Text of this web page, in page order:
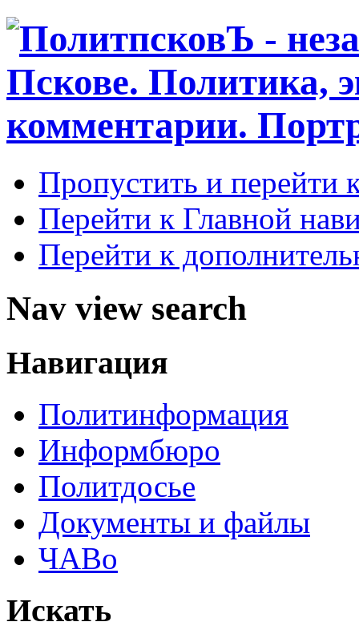
Пропустить и перейти
Перейти к Главной
Перейти к
Nav view search
Навигация
Политинформация
Информбюро
Политдосье
Документы и файлы
ЧАВо
Искать